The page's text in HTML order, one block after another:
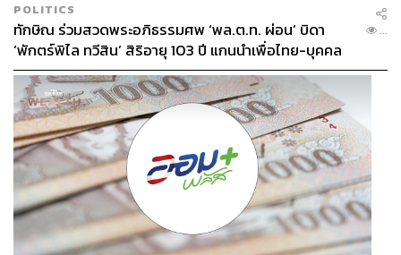
POLITICS
ทักษิณ ร่วมสวดพระอภิธรรมศพ ‘พล.ต.ท. ผ่อน’ บิดา
‘พักตร์พิไล ทวีสิน’ สิริอายุ 103 ปี แกนนำเพื่อไทย-บุคคล
หลากวงการร่วมอาลัย
...